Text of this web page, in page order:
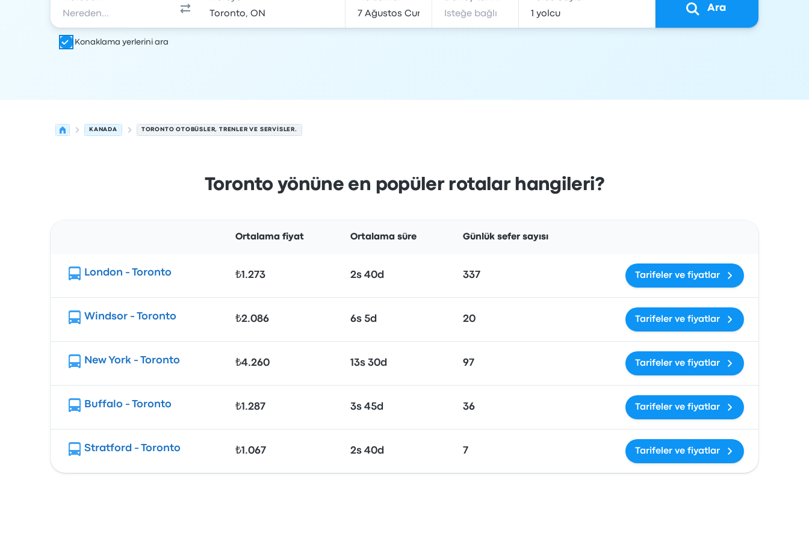
Ara
Konaklama yerlerini ara
KANADA TORONTO OTOBÜSLER, TRENLER VE SERVISLER.
Toronto yönüne en popüler rotalar hangileri?
Ortalama fiyat Ortalama süre Günlük sefer sayısı
London - Toronto ₺1.273 2s 40d 337 Tarifeler ve fiyatlar
Windsor - Toronto ₺2.086 6s 5d 20 Tarifeler ve fiyatlar
New York - Toronto ₺4.260 13s 30d 97 Tarifeler ve fiyatlar
Buffalo - Toronto ₺1.287 3s 45d 36 Tarifeler ve fiyatlar
Stratford - Toronto ₺1.067 2s 40d 7 Tarifeler ve fiyatlar